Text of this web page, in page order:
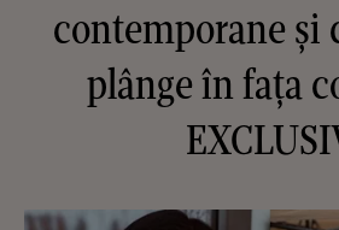
contemporane și
plânge în fața